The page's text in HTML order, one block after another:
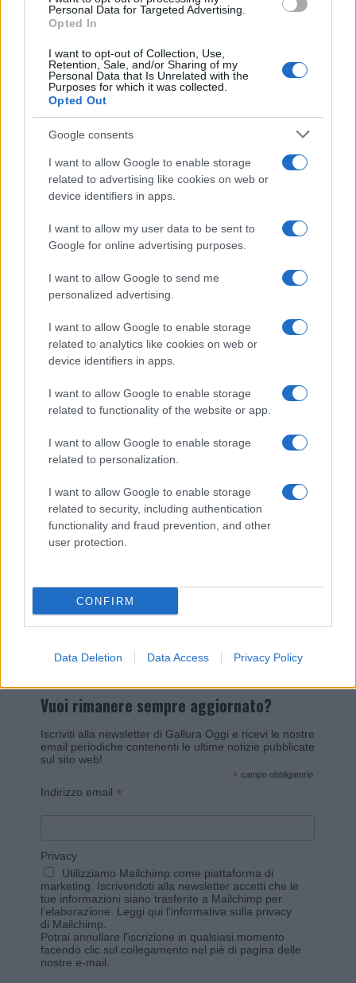
Personal Data for Targeted Advertising.
Opted In
I want to opt-out of Collection, Use,
Retention, Sale, and/or Sharing of my
Personal Data that Is Unrelated with the
Purposes for which it was collected.
Opted Out
Google consents
I want to allow Google to enable storage
related to advertising like cookies on web or
device identifiers in apps.
I want to allow my user data to be sent to
Google for online advertising purposes.
I want to allow Google to send me
personalized advertising.
I want to allow Google to enable storage
related to analytics like cookies on web or
device identifiers in apps.
I want to allow Google to enable storage
related to functionality of the website or app.
I want to allow Google to enable storage
related to personalization.
I want to allow Google to enable storage
related to security, including authentication
functionality and fraud prevention, and other
user protection.
CONFIRM
Data Deletion Data Access Privacy Policy
NECROLOGIE
Mario Malu
Paolo Pinna
Martina Agostina Diturco
I nostri cari
I nostri cari
Giovannimaria Cabras
Invia un Comunicato Stampa
Vuoi rimanere sempre aggiornato?
Iscriviti alla newsletter di Gallura Oggi e ricevi le nostre
email periodiche contenenti le ultime notizie pubblicate
sul sito web!
* campo obbligatorio
Indirizzo email *
Privacy
Utilizziamo Mailchimp come piattaforma di
marketing. Iscrivendoti alla newsletter accetti che le
tue informazioni siano trasferite a Mailchimp per
l'elaborazione. Leggi qui l'informativa sulla privacy
di Mailchimp
Potrai annullare l'iscrizione in qualsiasi momento
facendo clic sul collegamento nel piè di pagina delle
nostre e-mail.